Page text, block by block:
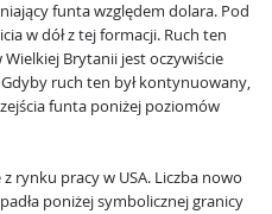
funta względem dolara. Pod
w dół z tej formacji. Ruch ten
Brytanii jest oczywiście
ruch ten był kontynuowany,
funta poniżej poziomów
rynku pracy w USA. Liczba nowo
poniżej symbolicznej granicy